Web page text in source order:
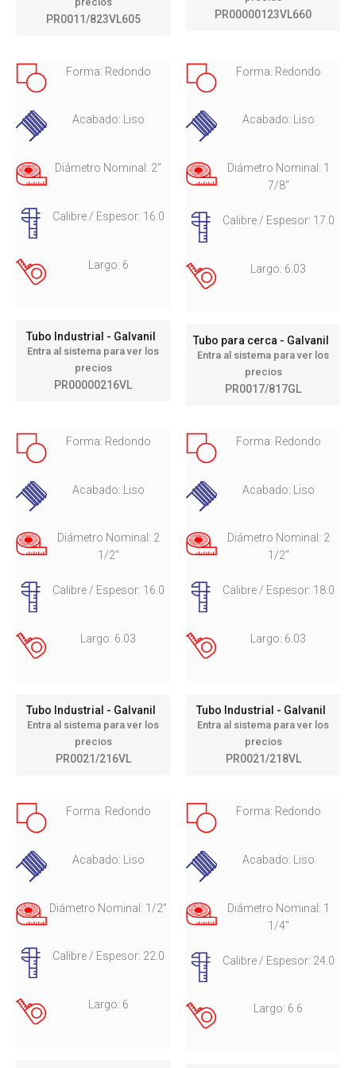
PR0011/823VL605 PR00000123VL660
Forma: Redondo
Acabado: Liso
Diámetro Nominal: 2"
Calibre / Espesor: 16.0
Largo: 6
Tubo Industrial - Galvanil
Entra al sistema para ver los
precios
PR00000216VL
Forma: Redondo
Acabado: Liso
Diámetro Nominal: 1
7/8"
Calibre / Espesor: 17.0
Largo: 6.03
Tubo para cerca - Galvanil
Entra al sistema para ver los
precios
PR0017/817GL
Forma: Redondo
Acabado: Liso
Diámetro Nominal: 2
1/2"
Calibre / Espesor: 16.0
Largo: 6.03
Tubo Industrial - Galvanil
Entra al sistema para ver los
precios
PR0021/216VL
Forma: Redondo
Acabado: Liso
Diámetro Nominal: 2
1/2"
Calibre / Espesor: 18.0
Largo: 6.03
Tubo Industrial - Galvanil
Entra al sistema para ver los
precios
PR0021/218VL
Forma: Redondo
Acabado: Liso
Diámetro Nominal: 1/2"
Calibre / Espesor: 22.0
Largo: 6
Forma: Redondo
Acabado: Liso
Diámetro Nominal: 1
1/4"
Calibre / Espesor: 24.0
Largo: 6.6